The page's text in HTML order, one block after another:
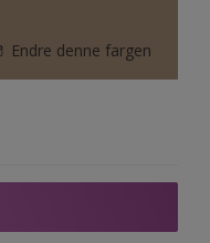
Endre denne fargen